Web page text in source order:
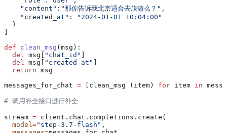
    "content"
: "那你告诉我北京适合去旅游么？" ,
    "created_at"
:
"2024-01-01 10:04:00"
  }
def clean_msg ( msg ):
  del
msg[ "chat_id"
  del
msg[ "created_at"
  return
msg
messages_for_chat = [clean_msg (item) for item in
# 调用补全接口进行补全
stream = client.chat.completions.create(
  model
="step-3.7-flash" ,